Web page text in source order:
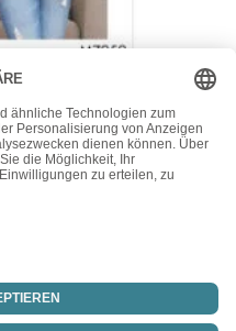
Bluse – Vorderteil mit